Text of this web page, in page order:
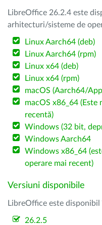
LibreOffice 26.2.4 este
arhitecturi/sisteme de
Linux Aarch64 (deb)
Linux Aarch64 (rpm)
Linux x64 (deb)
Linux x64 (rpm)
macOS (Aarch64/
macOS x86_64 (Este
recentă)
Windows (32 bit,
Windows Aarch64
Windows x86_64
operare mai recent)
Versiuni disponibile
LibreOffice este
26.2.5